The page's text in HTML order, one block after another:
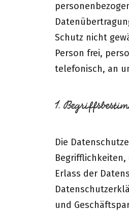
Schutz nicht
Person frei,
telefonisch, an
1.
Die
Erlass der
und